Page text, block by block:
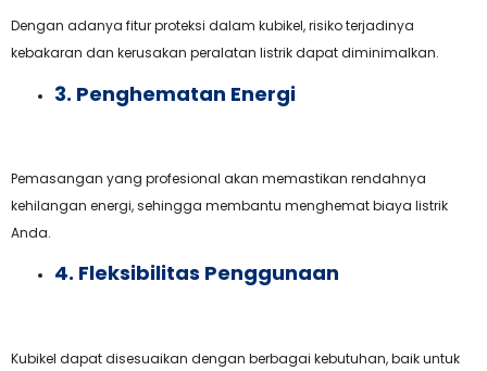
Dengan adanya fitur proteksi dalam kubikel, risiko terjadinya
kebakaran dan kerusakan peralatan listrik dapat diminimalkan.
3. Penghematan Energi
Pemasangan yang profesional akan memastikan rendahnya
kehilangan energi, sehingga membantu menghemat biaya listrik
Anda.
4. Fleksibilitas Penggunaan
Kubikel dapat disesuaikan dengan berbagai kebutuhan, baik untuk